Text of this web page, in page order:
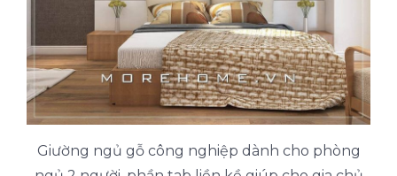
Giường ngủ gỗ công nghiệp dành cho phòng